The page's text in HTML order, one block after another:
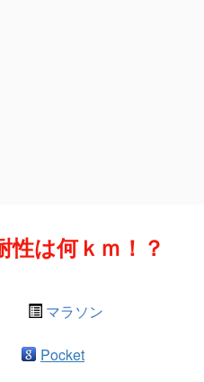
性は何ｋｍ！？
マラソン
Pocket